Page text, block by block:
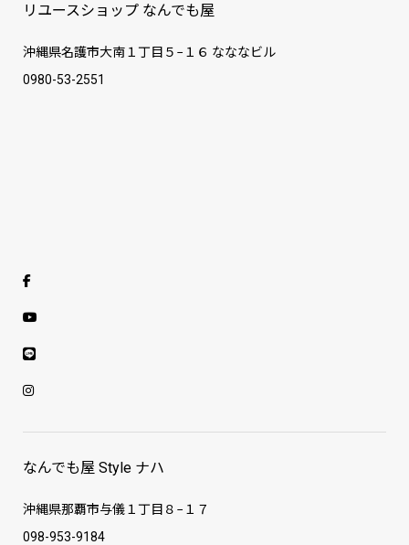
リユースショップ なんでも屋
沖縄県名護市大南１丁目５−１６ なななビル
0980-53-2551
なんでも屋 Style ナハ
沖縄県那覇市与儀１丁目８−１７
098-953-9184